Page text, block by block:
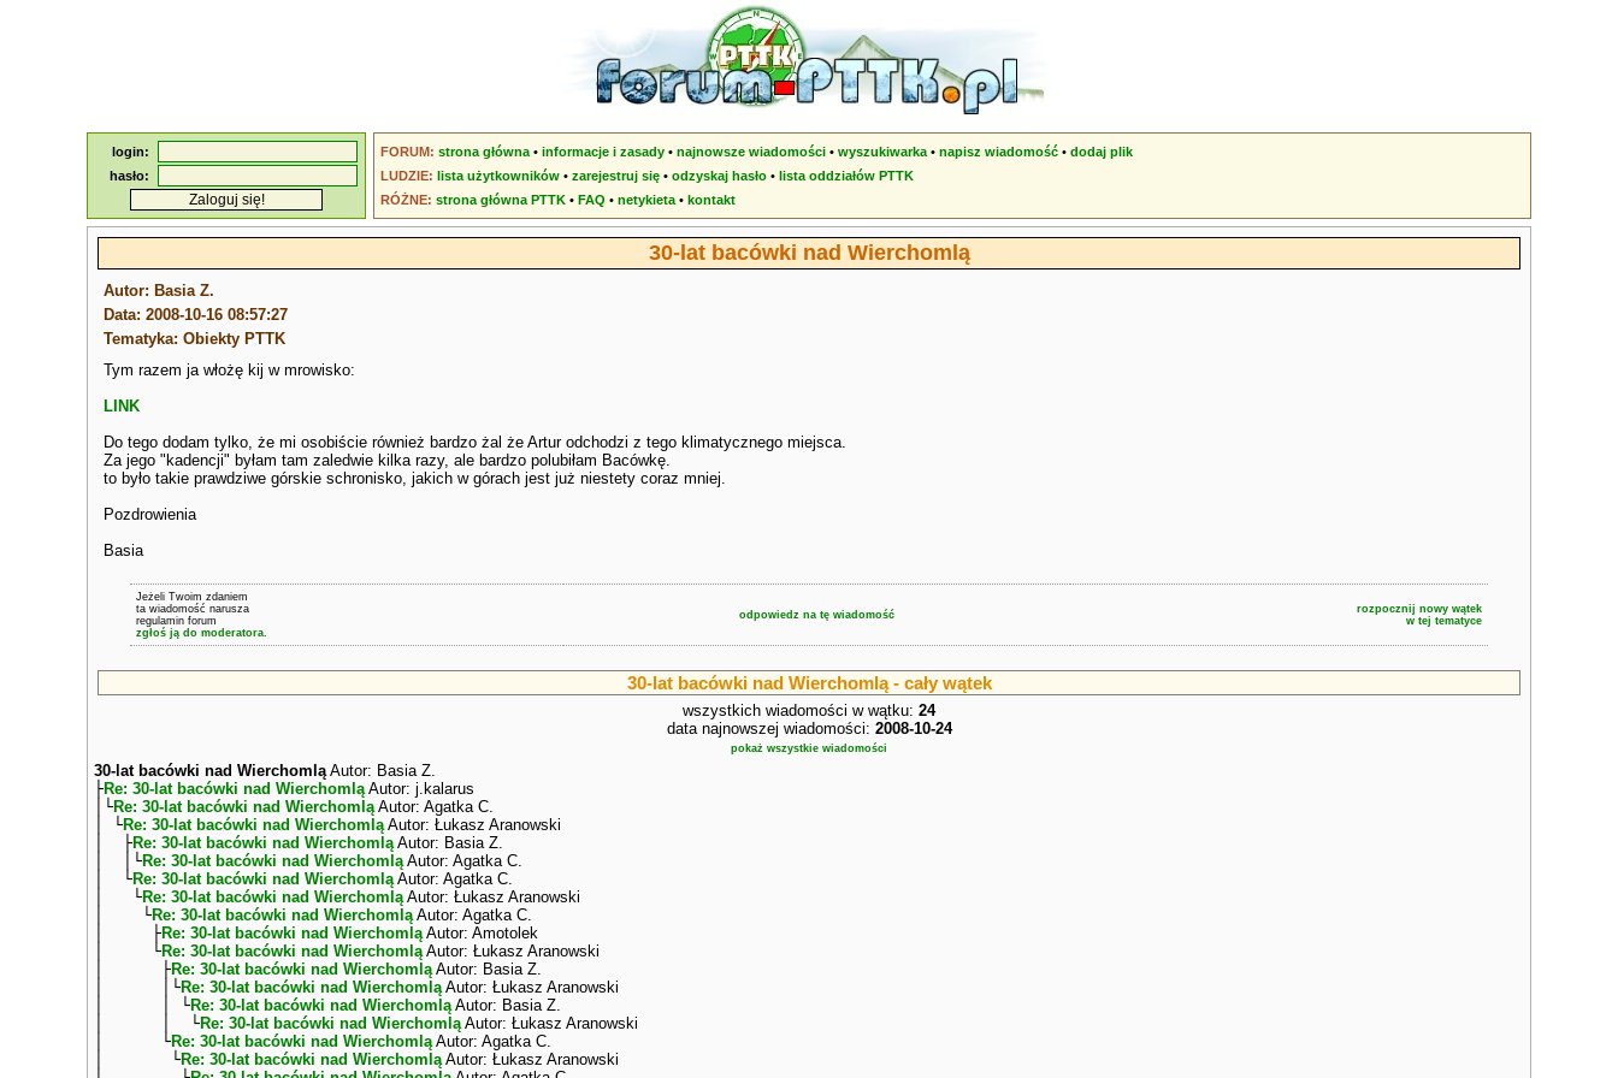
login:
hasło:
FORUM: strona główna • informacje i zasady • najnowsze wiadomości • wyszukiwarka • napisz wiadomość • dodaj plik
LUDZIE: lista użytkowników • zarejestruj się • odzyskaj hasło • lista oddziałów PTTK
RÓŻNE: strona główna PTTK • FAQ • netykieta • kontakt
30-lat bacówki nad Wierchomlą
Autor: Basia Z.
Data: 2008-10-16 08:57:27
Tematyka: Obiekty PTTK
Tym razem ja włożę kij w mrowisko:
LINK
Do tego dodam tylko, że mi osobiście również bardzo żal że Artur odchodzi z tego klimatycznego miejsca.
Za jego "kadencji" byłam tam zaledwie kilka razy, ale bardzo polubiłam Bacówkę.
to było takie prawdziwe górskie schronisko, jakich w górach jest już niestety coraz mniej.
Pozdrowienia
Basia
Jeżeli Twoim zdaniem
ta wiadomość narusza
regulamin forum
zgłoś ją do moderatora.
odpowiedz na tę wiadomość
rozpocznij nowy wątek
w tej tematyce
30-lat bacówki nad Wierchomlą - cały wątek
wszystkich wiadomości w wątku: 24
data najnowszej wiadomości: 2008-10-24
pokaż wszystkie wiadomości
30-lat bacówki nad WierchomląAutor: Basia Z.
├Re: 30-lat bacówki nad WierchomląAutor: j.kalarus
│└Re: 30-lat bacówki nad WierchomląAutor: Agatka C.
│ └Re: 30-lat bacówki nad WierchomląAutor: Łukasz Aranowski
│ ├Re: 30-lat bacówki nad WierchomląAutor: Basia Z.
│ │└Re: 30-lat bacówki nad WierchomląAutor: Agatka C.
│ └Re: 30-lat bacówki nad WierchomląAutor: Agatka C.
│ └Re: 30-lat bacówki nad WierchomląAutor: Łukasz Aranowski
│ └Re: 30-lat bacówki nad WierchomląAutor: Agatka C.
│ ├Re: 30-lat bacówki nad WierchomląAutor: Amotolek
│ └Re: 30-lat bacówki nad WierchomląAutor: Łukasz Aranowski
│ ├Re: 30-lat bacówki nad WierchomląAutor: Basia Z.
│ │└Re: 30-lat bacówki nad WierchomląAutor: Łukasz Aranowski
│ │ └Re: 30-lat bacówki nad WierchomląAutor: Basia Z.
│ │ └Re: 30-lat bacówki nad WierchomląAutor: Łukasz Aranowski
│ └Re: 30-lat bacówki nad WierchomląAutor: Agatka C.
│ └Re: 30-lat bacówki nad WierchomląAutor: Łukasz Aranowski